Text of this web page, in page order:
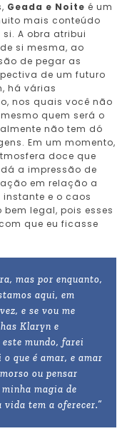
Geada e Noite é um
mais conteúdo
A obra atribui
si mesma, ao
de pegar as
de um futuro
há várias
nos quais você não
quem será o
não tem dó
Em um momento,
doce que
a impressão de
em relação a
e o caos
legal, pois esses
que eu ficasse
mas por enquanto,
aqui, em
e se vou me
Klaryn e
mundo, farei
que é amar, e amar
ou pensar
magia de
tem a oferecer.”